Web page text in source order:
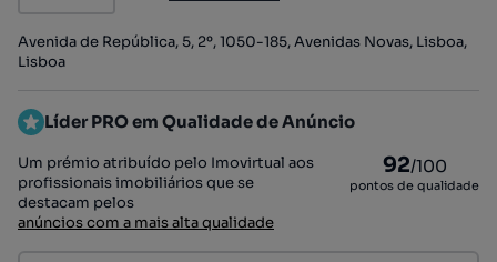
Avenida de República, 5, 2º, 1050-185, Avenidas Novas, Lisboa,
Lisboa
Líder PRO em Qualidade de Anúncio
Um prémio atribuído pelo Imovirtual aos
profissionais imobiliários que se
destacam pelos
anúncios com a mais alta qualidade
92/100
pontos de qualidade